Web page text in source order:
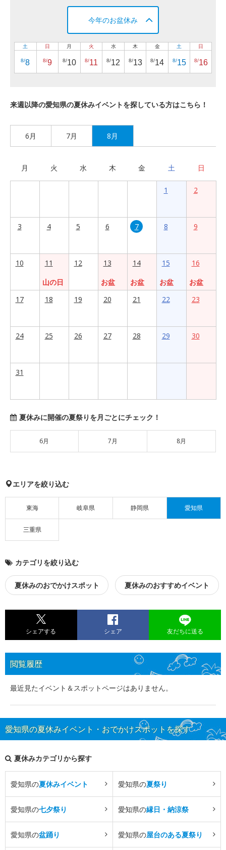
今年のお盆休み
土
8/8
日
8/9
月
8/10
火
8/11
水
8/12
木
8/13
金
8/14
土
8/15
日
8/16
来週以降の愛知県の夏休みイベントを探している方はこちら！
6月 7月 8月
月 火 水 木 金 土 日
1 2
3 4 5 6 7 8 9
10
11
山の日
12
13
お盆
14
お盆
15
お盆
16
お盆
17
18 19 20 21 22 23
24 25 26 27 28 29 30
31
夏休みに開催の夏祭りを月ごとにチェック！
6月 7月 8月
エリアを絞り込む
東海 岐阜県 静岡県 愛知県
三重県
カテゴリを絞り込む
夏休みのおでかけスポット 夏休みのおすすめイベント
シェアする シェア 友だちに送る
閲覧履歴
最近見たイベント＆スポットページはありません。
愛知県の夏休みイベント・おでかけスポットを探す
夏休みカテゴリから探す
愛知県の夏休みイベント 愛知県の夏祭り
愛知県の七夕祭り 愛知県の縁日・納涼祭
愛知県の盆踊り 愛知県の屋台のある夏祭り